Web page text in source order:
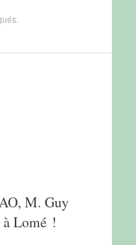
.
M. Guy
à Lomé !